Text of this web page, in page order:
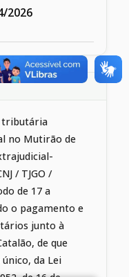
2026
tributária
no Mutirão de
/ TJGO /
de 17 a
o pagamento e
junto à
de que
da Lei